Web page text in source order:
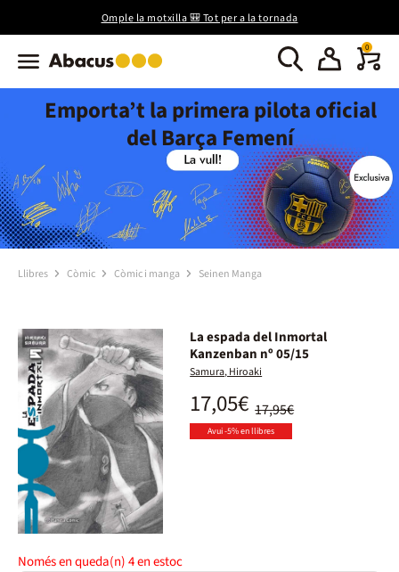
Omple la motxilla 🎒 Tot per a la tornada
0
Emporta’t la primera pilota oficial
del Barça Femení
Llibres Còmic Còmic i manga Seinen Manga
La espada del Inmortal
Kanzenban nº 05/15
Samura, Hiroaki
17,95€
17,05€
Avui -5% en llibres
Només en queda(n)4en estoc